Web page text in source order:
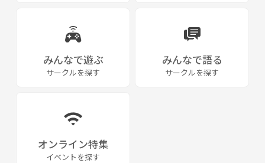
みんなで遊ぶ
サークルを探す
みんなで語る
サークルを探す
オンライン特集
イベントを探す